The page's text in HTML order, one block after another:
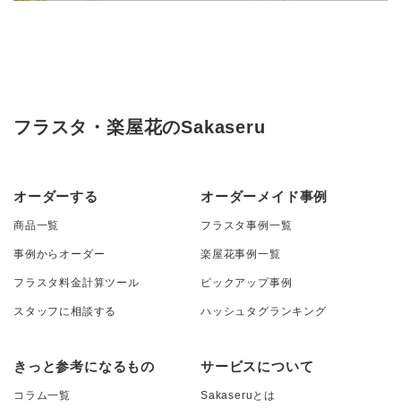
フラスタ・楽屋花のSakaseru
オーダーする
商品一覧
事例からオーダー
フラスタ料金計算ツール
スタッフに相談する
オーダーメイド事例
フラスタ事例一覧
楽屋花事例一覧
ピックアップ事例
ハッシュタグランキング
きっと参考になるもの
コラム一覧
サービスについて
Sakaseruとは